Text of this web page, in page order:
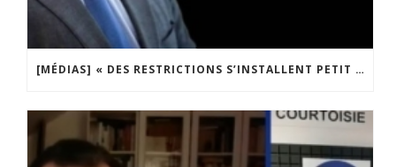
[MÉDIAS] « DES RESTRICTIONS S’INSTALLENT PETIT À PETIT DANS NOTRE PAYS » ENTRETIEN AVEC BOULEVARD VOLTAIRE